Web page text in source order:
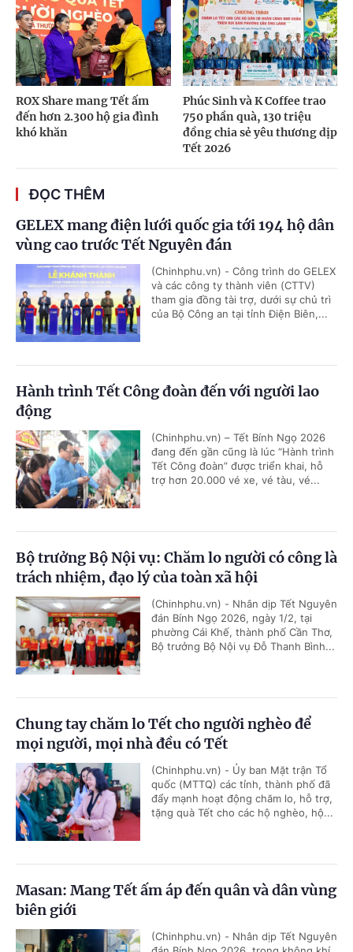
ROX Share mang Tết ấm
đến hơn 2.300 hộ gia đình
khó khăn
Phúc Sinh và K Coffee trao
750 phần quà, 130 triệu
đồng chia sẻ yêu thương dịp
Tết 2026
ĐỌC THÊM
GELEX mang điện lưới quốc gia tới 194 hộ dân
vùng cao trước Tết Nguyên đán
(Chinhphu.vn) - Công trình do GELEX
và các công ty thành viên (CTTV)
tham gia đồng tài trợ, dưới sự chủ trì
của Bộ Công an tại tỉnh Điện Biên,...
Hành trình Tết Công đoàn đến với người lao
động
(Chinhphu.vn) – Tết Bính Ngọ 2026
đang đến gần cũng là lúc “Hành trình
Tết Công đoàn” được triển khai, hỗ
trợ hơn 20.000 vé xe, vé tàu, vé...
Bộ trưởng Bộ Nội vụ: Chăm lo người có công là
trách nhiệm, đạo lý của toàn xã hội
(Chinhphu.vn) - Nhân dịp Tết Nguyên
đán Bính Ngọ 2026, ngày 1/2, tại
phường Cái Khế, thành phố Cần Thơ,
Bộ trưởng Bộ Nội vụ Đỗ Thanh Bình...
Chung tay chăm lo Tết cho người nghèo để
mọi người, mọi nhà đều có Tết
(Chinhphu.vn) - Ủy ban Mặt trận Tổ
quốc (MTTQ) các tỉnh, thành phố đã
đẩy mạnh hoạt động chăm lo, hỗ trợ,
tặng quà Tết cho các hộ nghèo, hộ...
Masan: Mang Tết ấm áp đến quân và dân vùng
biên giới
(Chinhphu.vn) - Nhân dịp Tết Nguyên